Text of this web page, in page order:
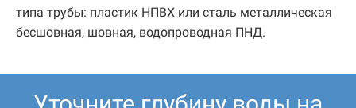
типа трубы: пластик НПВХ или сталь металлическая
бесшовная, шовная, водопроводная ПНД.